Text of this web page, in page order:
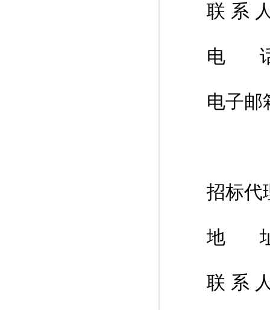
联 系
电 话
电子邮
招标代
地 址
联 系